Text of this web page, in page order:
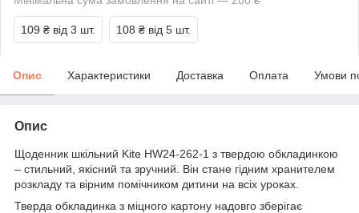
109 ₴ від 3 шт. 108 ₴ від 5 шт.
Опис Характеристики Доставка Оплата Умови
Опис
Щоденник шкільний Kite HW24-262-1 з твердою обкладинкою
– стильний, якісний та зручний. Він стане гідним хранителем
розкладу та вірним помічником дитини на всіх уроках.
Тверда обкладинка з міцного картону надовго зберігає